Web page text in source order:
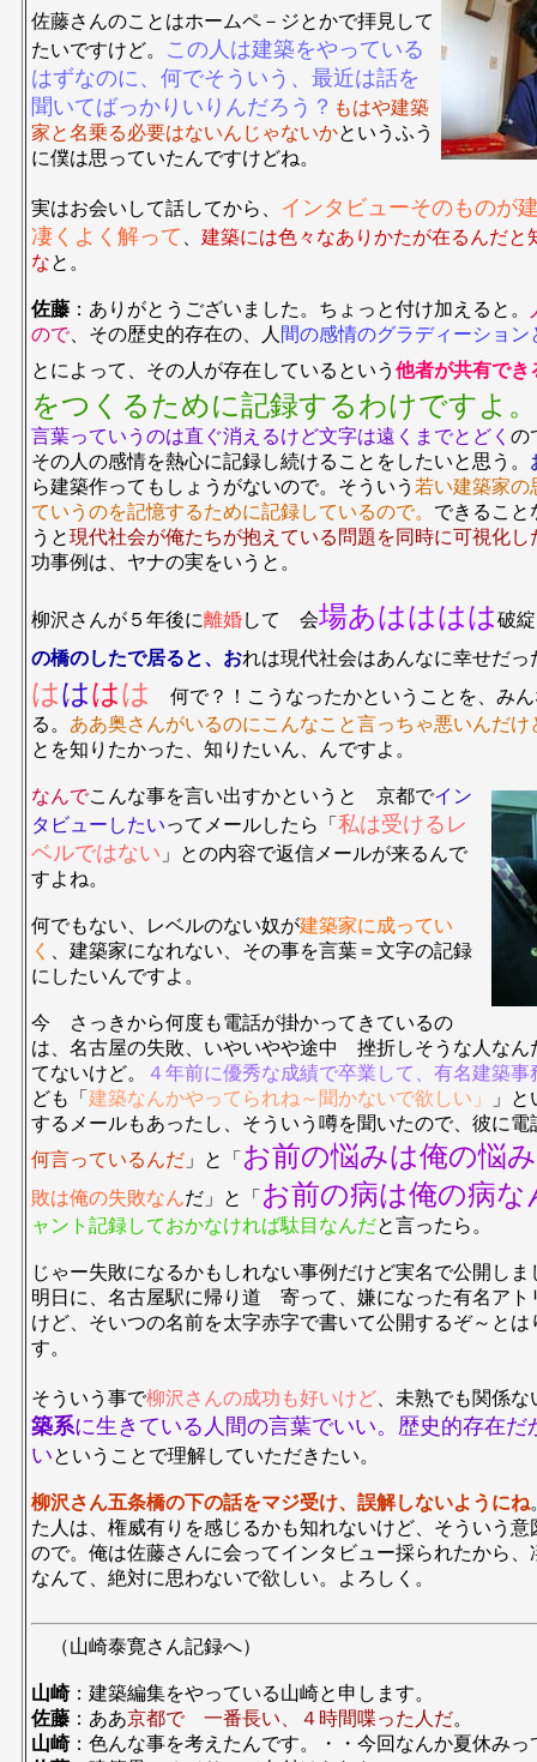
佐藤さんのことはホームペ－ジとかで拝見して
たいですけど。
この人は建築をやっている
はずなのに、何でそういう、最近は話を
聞いてばっかりいりんだろう？ もはや建築
家と名乗る必要はないんじゃないかというふう
に僕は思っていたんですけどね。
実はお会いして話してから、
インタビューそのものが
凄くよく解って
建築には色々なありかたが在るんだと
なと。
佐藤 ：ありがとうございました。ちょっと付け加えると。
ので、その歴史的存在の、人 間の感情のグラディーショ
とによって、その人が存在しているという 他者が共有でき
をつくるために記録するわけですよ。
言葉っていうのは直ぐ消えるけど文字は遠くまでとどく の
その人の感情を熱心に記録し続けることをしたいと思う。
ら建築作ってもしょうがないので。そういう 若い建築家の
ていうのを記憶するために記録しているので。 できること
うと現代社会が俺たちが抱えている問題を同時に可視化し
功事例は、ヤナの実をいうと。
柳沢さんが５年後に離婚して 会場あはははは破
の橋のしたで居ると、おれは現代社会はあんなに幸せだ
はははは
何で？！こうなったかということを、み
る。 ああ奥さんがいるのにこんなこと言っちゃ悪いんだけ
とを知りたかった、知りたいん、んですよ。
なんでこんな事を言い出すかというと 京都でイン
タビューしたいってメールしたら「 私は受けるレ
ベルではない 」との内容で返信メールが来るんで
すよね。
何でもない、レベルのない奴が建築家に成ってい
く
、建築家になれない、その事を言葉＝文字の記録
にしたいんですよ。
今 さっきから何度も電話が掛かってきているの
は、名古屋の失敗、いやいやや途中 挫折しそうな人なん
てないけど。
４年前に優秀な成績で卒業して、有名建築事
ども「 建築なんかやってられね～聞かないで欲しい」
」
するメールもあったし、そういう噂を聞いたので、彼に電
何言っているんだ 」と「 お前の悩みは俺の悩
敗は俺の失敗なんだ」と「 お前の病は俺の病な
ャント記録しておかなければ駄目なんだと言ったら。
じゃー失敗になるかもしれない事例だけど実名で公開し
明日に、名古屋駅に帰り道 寄って、嫌になった有名アト
けど、そいつの名前を太字赤字で書いて公開するぞ～と
す。
そういう事で柳沢さんの成功も好いけど 、未熟でも関係
築系に生きている人間の言葉でいい。歴史的存在だ
いということで理解していただきたい。
柳沢さん五条橋の下の話をマジ受け、誤解しないようにね
た人は、権威有りを感じるかも知れないけど、そういう
ので。俺は佐藤さんに会ってインタビュー採られたから
なんて、絶対に思わないで欲しい。よろしく。
（山崎泰寛さん記録へ）
山崎：建築編集をやっている山崎と申します。
佐藤 ：ああ京都で 一番長い、４時間喋った人だ。
山崎：色んな事を考えたんです。・・今回なんか夏休みっ